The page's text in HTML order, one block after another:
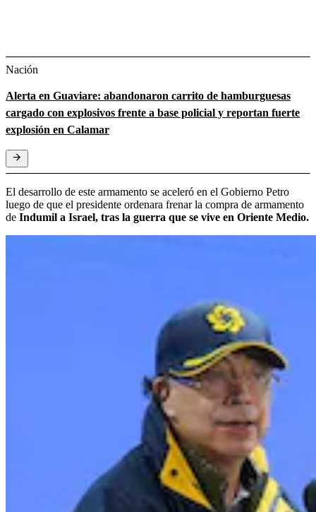
Nación
Alerta en Guaviare: abandonaron carrito de hamburguesas
cargado con explosivos frente a base policial y reportan fuerte
explosión en Calamar
El desarrollo de este armamento se aceleró en el Gobierno Petro
luego de que el presidente ordenara frenar la compra de armamento
de Indumil a Israel, tras la guerra que se vive en Oriente Medio.